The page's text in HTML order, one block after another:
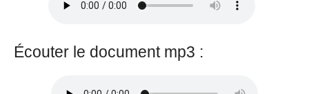
Écouter le document mp3 :